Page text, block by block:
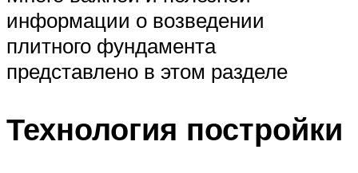
информации о возведении
плитного фундамента
представлено в этом разделе
Технология постройки